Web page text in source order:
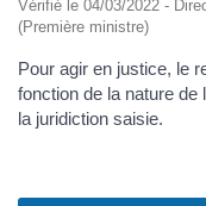
Vérifié le 04/03/2022 -
(Première ministre)
Pour agir en justice, le
fonction de la nature de
la juridiction saisie.